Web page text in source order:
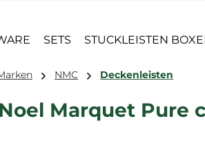
SETS STUCKLEISTEN
NMC Deckenleisten
Marquet Pure